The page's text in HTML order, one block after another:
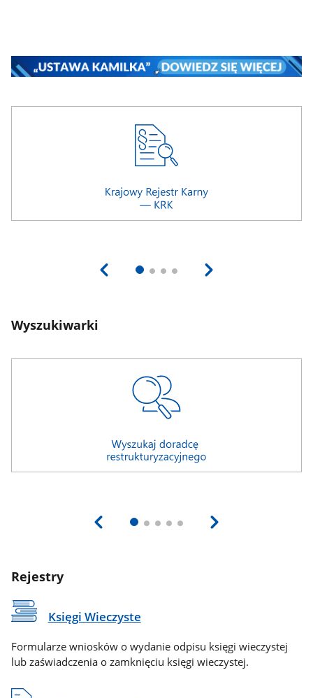
Wyszukiwarki
Rejestry
Księgi Wieczyste
Formularze wniosków o wydanie odpisu księgi wieczystej
lub zaświadczenia o zamknięciu księgi wieczystej.